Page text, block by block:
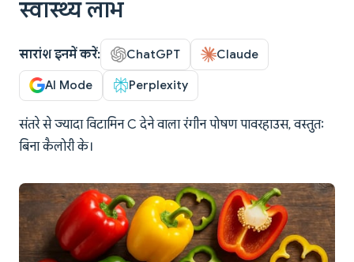
स्वास्थ्य लाभ
सारांश इनमें करें: ChatGPT Claude
AI Mode Perplexity
संतरे से ज्यादा विटामिन C देने वाला रंगीन पोषण पावरहाउस, वस्तुतः
बिना कैलोरी के।